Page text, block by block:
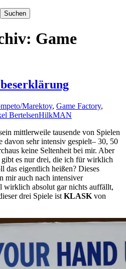
Game
Marektoy, Game Factory,
BertelsenHilkMAN
mittlerweile tausende von Spielen
davon sehr intensiv gespielt– 30, 50
keine Seltenheit bei mir. Aber
es nur drei, die ich für wirklich
das eigentlich heißen? Dieses
mir auch nach intensiver
wirklich absolut gar nichts auffällt,
drei Spiele ist KLASK von